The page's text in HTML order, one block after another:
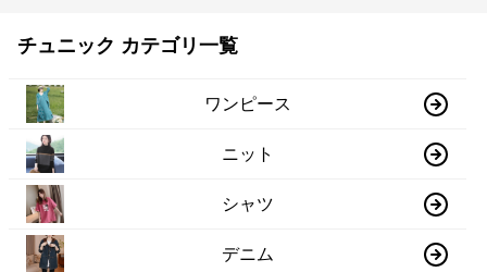
チュニック カテゴリ一覧
ワンピース
ニット
シャツ
デニム